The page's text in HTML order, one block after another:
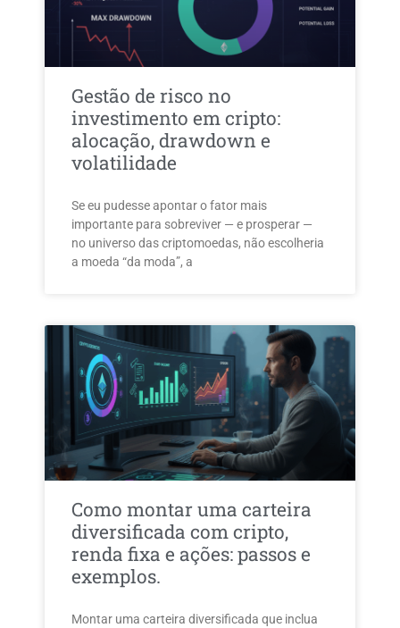
Gestão de risco no
investimento em cripto:
alocação, drawdown e
volatilidade
Se eu pudesse apontar o fator mais
importante para sobreviver — e prosperar —
no universo das criptomoedas, não escolheria
a moeda “da moda”, a
Como montar uma carteira
diversificada com cripto,
renda fixa e ações: passos e
exemplos.
Montar uma carteira diversificada que inclua